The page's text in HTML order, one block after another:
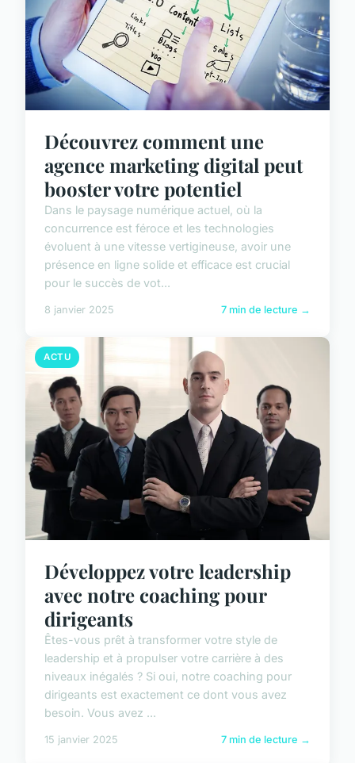
Découvrez comment une
agence marketing digital peut
booster votre potentiel
Dans le paysage numérique actuel, où la
concurrence est féroce et les technologies
évoluent à une vitesse vertigineuse, avoir une
présence en ligne solide et efficace est crucial
pour le succès de vot...
8 janvier 2025 7 min de lecture →
ACTU
Développez votre leadership
avec notre coaching pour
dirigeants
Êtes-vous prêt à transformer votre style de
leadership et à propulser votre carrière à des
niveaux inégalés ? Si oui, notre coaching pour
dirigeants est exactement ce dont vous avez
besoin. Vous avez ...
15 janvier 2025 7 min de lecture →